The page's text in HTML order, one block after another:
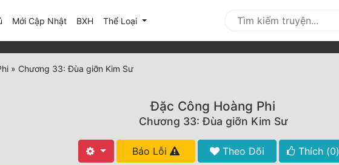
Mới Cập Nhật(current)
BXH Thể Loại
» Chương 33: Đùa giỡn Kim Sư
Đặc Công Hoàng Phi
Chương 33: Đùa giỡn Kim Sư
Báo Lỗi Theo Dõi Thích (0)